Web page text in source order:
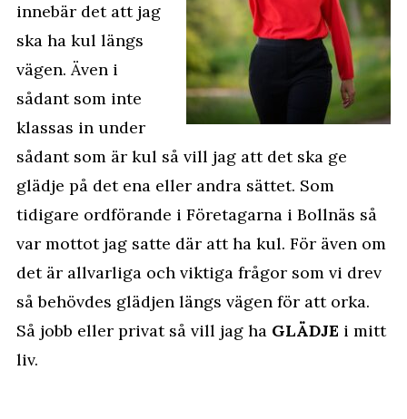
innebär det att jag
ska ha kul längs
vägen. Även i
sådant som inte
klassas in under
sådant som är kul så vill jag att det ska ge
glädje på det ena eller andra sättet. Som
tidigare ordförande i Företagarna i Bollnäs så
var mottot jag satte där att ha kul. För även om
det är allvarliga och viktiga frågor som vi drev
så behövdes glädjen längs vägen för att orka.
Så jobb eller privat så vill jag ha GLÄDJE i mitt
liv.